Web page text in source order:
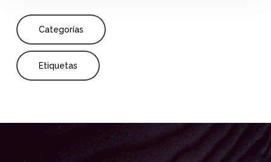
Categorías
Etiquetas